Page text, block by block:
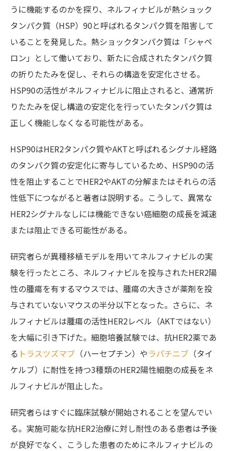
うに機能するのかを探り、ネルフィナビルが熱ショック
タンパク質（HSP）90と呼ばれるタンパク質を阻害して
いることを発見した。熱ショックタンパク質は「シャペ
ロン」として働いており、新たに合成されたタンパク質
の折りたたみを促し、それらの構造を安定化させる。
HSP90の活性がネルフィナビルに阻止されると、通常折
りたたみを促し構造の安定化を行っていたタンパク質は
正しく機能しなくなる可能性がある。
HSP90はHER2タンパク質やAKTと呼ばれるシグナル経路
のタンパク質の安定化に寄与しているため、HSP90の活
性を阻止することでHER2やAKTの分解またはそれらの活
性低下につながると著者は説明する。こうして、異常な
HER2シグナルなしには機能できない癌細胞の成長を減速
または阻止できる可能性がある。
研究者らが異種移植モデルを用いてネルフィナビルの実
験を行ったところ、ネルフィナビルを投与されたHER2陽
性の腫瘍を有するマウスでは、腫瘍の大きさが薬剤を投
与されていないマウスの半分以下となった。さらに、ネ
ルフィナビルは腫瘍の活性HER2レベル（AKTではない）
を大幅に引き下げた。細胞培養試験では、抗HER2薬であ
る トラスツズマブ （ハーセプチン）やラパチニブ （タイ
ケルブ）に耐性を持つ3種類のHER2陽性細胞の成長をネ
ルフィナビルが阻止した。
研究者らはすぐに臨床試験が開始されることを望んでい
る。実施可能な抗HER2治療に対し耐性のある患者は予後
が良好でなく、こうした患者のためにネルフィナビルの